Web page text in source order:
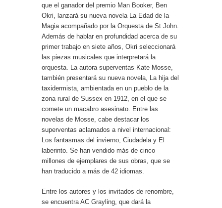
que el ganador del premio Man Booker, Ben
Okri, lanzará su nueva novela La Edad de la
Magia acompañado por la Orquesta de St John.
Además de hablar en profundidad acerca de su
primer trabajo en siete años, Okri seleccionará
las piezas musicales que interpretará la
orquesta. La autora superventas Kate Mosse,
también presentará su nueva novela, La hija del
taxidermista, ambientada en un pueblo de la
zona rural de Sussex en 1912, en el que se
comete un macabro asesinato. Entre las
novelas de Mosse, cabe destacar los
superventas aclamados a nivel internacional:
Los fantasmas del invierno, Ciudadela y El
laberinto. Se han vendido más de cinco
millones de ejemplares de sus obras, que se
han traducido a más de 42 idiomas.
Entre los autores y los invitados de renombre,
se encuentra AC Grayling, que dará la